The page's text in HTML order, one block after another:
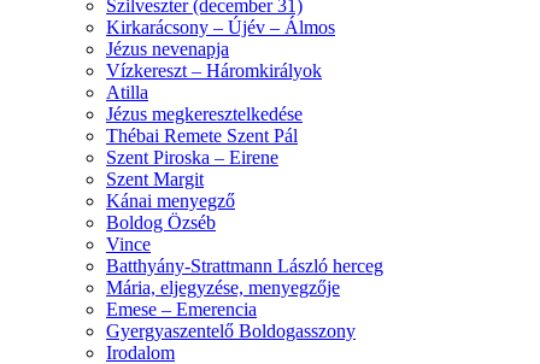
Szilveszter (december 31)
Kirkarácsony – Újév – Álmos
Jézus nevenapja
Vízkereszt – Háromkirályok
Atilla
Jézus megkeresztelkedése
Thébai Remete Szent Pál
Szent Piroska – Eirene
Szent Margit
Kánai menyegző
Boldog Özséb
Vince
Batthyány-Strattmann László herceg
Mária, eljegyzése, menyegzője
Emese – Emerencia
Gyergyaszentelő Boldogasszony
Irodalom